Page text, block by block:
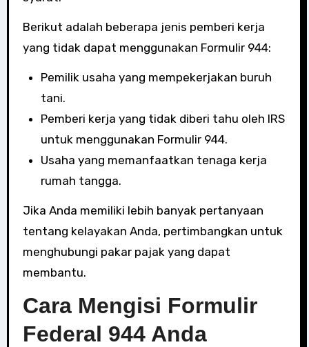
Berikut adalah beberapa jenis pemberi kerja
yang tidak dapat menggunakan Formulir 944:
Pemilik usaha yang mempekerjakan buruh
tani.
Pemberi kerja yang tidak diberi tahu oleh IRS
untuk menggunakan Formulir 944.
Usaha yang memanfaatkan tenaga kerja
rumah tangga.
Jika Anda memiliki lebih banyak pertanyaan
tentang kelayakan Anda, pertimbangkan untuk
menghubungi pakar pajak yang dapat
membantu.
Cara Mengisi Formulir
Federal 944 Anda